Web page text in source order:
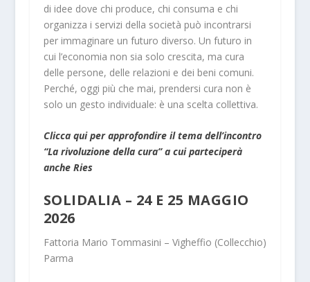
di idee dove chi produce, chi consuma e chi
organizza i servizi della società può incontrarsi
per immaginare un futuro diverso. Un futuro in
cui l’economia non sia solo crescita, ma cura
delle persone, delle relazioni e dei beni comuni.
Perché, oggi più che mai, prendersi cura non è
solo un gesto individuale: è una scelta collettiva.
Clicca qui per approfondire il tema dell’incontro
“La rivoluzione della cura” a cui parteciperà
anche Ries
SOLIDALIA – 24 E 25 MAGGIO
2026
Fattoria Mario Tommasini – Vigheffio (Collecchio)
Parma